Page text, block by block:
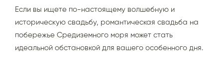
Если вы ищете по-настоящему волшебную и
историческую свадьбу, романтическая свадьба на
побережье Средиземного моря может стать
идеальной обстановкой для вашего особенного дня.